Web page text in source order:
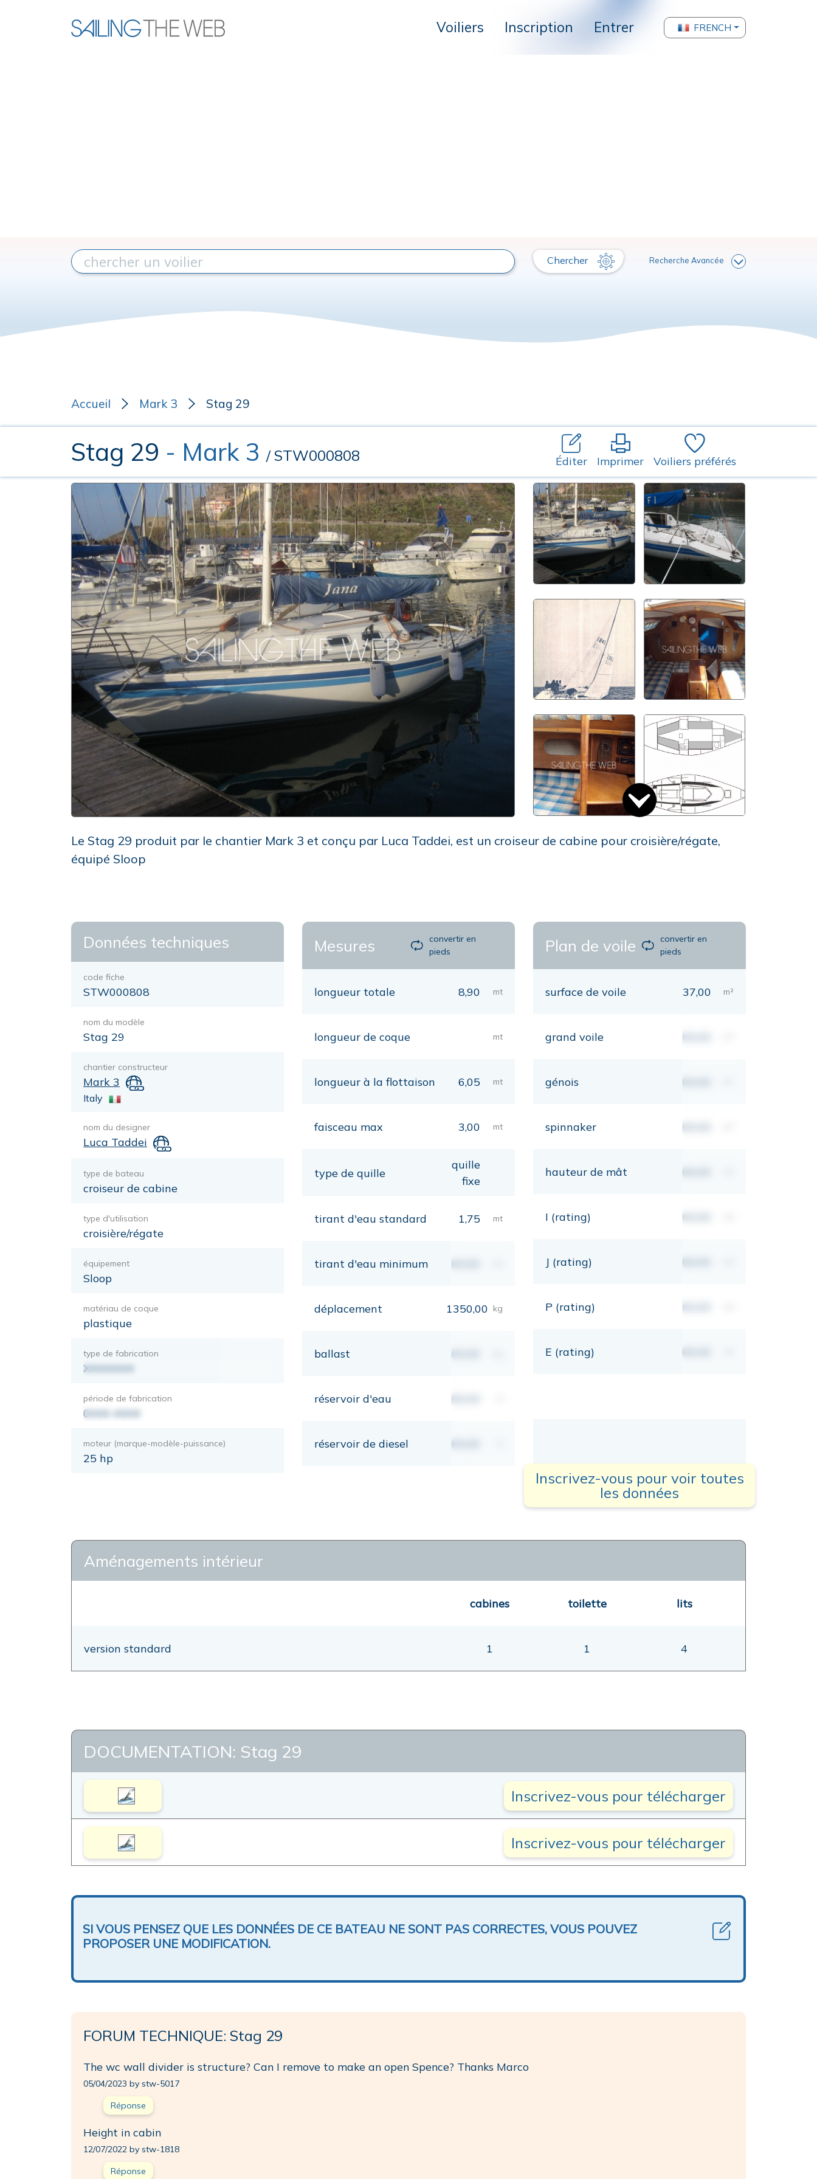
Voiliers Inscription Entrer FRENCH
Chercher Recherche Avancée
Accueil Mark 3 Stag 29
Stag 29 - Mark 3 / STW000808 Éditer Imprimer Voiliers préférés
Le Stag 29 produit par le chantier Mark 3 et conçu par Luca Taddei, est un croiseur de cabine pour croisière/régate,
équipé Sloop
Données techniques
code fiche
STW000808
nom du modèle
Stag 29
chantier constructeur
Mark 3
Italy
nom du designer
Luca Taddei
type de bateau
croiseur de cabine
type d'utilisation
croisière/régate
équipement
Sloop
matériau de coque
plastique
type de fabrication
XXXXXXX
période de fabrication
0000-0000
moteur (marque-modèle-puissance)
25 hp
Mesures
convertir en
pieds
longueur totale 8,90 mt
longueur de coque mt
longueur à la flottaison 6,05 mt
faisceau max 3,00 mt
type de quille
quille
fixe
tirant d'eau standard 1,75 mt
tirant d'eau minimum 00,00
déplacement 1350,00 kg
ballast 00,00
réservoir d'eau 00,00
réservoir de diesel 00,00
Plan de voile
convertir en
pieds
surface de voile 37,00 m²
grand voile 00,00
génois 00,00
spinnaker 00,00
hauteur de mât 00,00
I (rating) 00,00
J (rating) 00,00
P (rating) 00,00
E (rating) 00,00
Inscrivez-vous pour voir toutes
les données
Aménagements intérieur
cabines toilette lits
version standard 1 1 4
DOCUMENTATION: Stag 29
Inscrivez-vous pour télécharger
Inscrivez-vous pour télécharger
SI VOUS PENSEZ QUE LES DONNÉES DE CE BATEAU NE SONT PAS CORRECTES, VOUS POUVEZ
PROPOSER UNE MODIFICATION.
FORUM TECHNIQUE: Stag 29
The wc wall divider is structure? Can I remove to make an open Spence? Thanks Marco
05/04/2023 by stw-5017
Réponse
Height in cabin
12/07/2022 by stw-1818
Réponse